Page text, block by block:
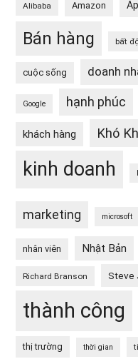
Alibaba Amazon
Bán hàng bất
cuộc sống doanh
Google hạnh phúc
khách hàng Khó
kinh doanh
marketing microsoft
nhân viên Nhật Bản
Richard Branson Steve
thành công
thị trường thời gian